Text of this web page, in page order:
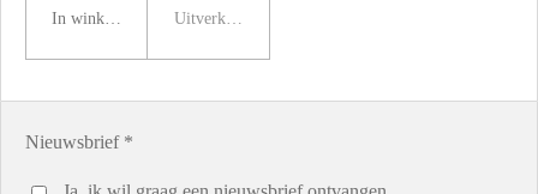
In winkelwagen Uitverkocht
Nieuwsbrief *